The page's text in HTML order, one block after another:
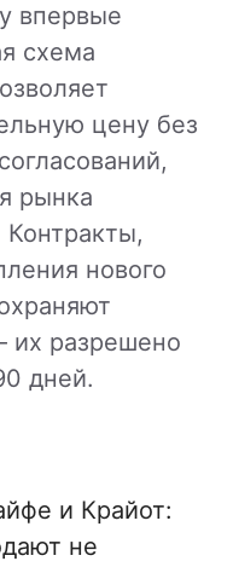
впервые
схема
цену без
рынка
нового
их разрешено
дней.
и Крайот:
не